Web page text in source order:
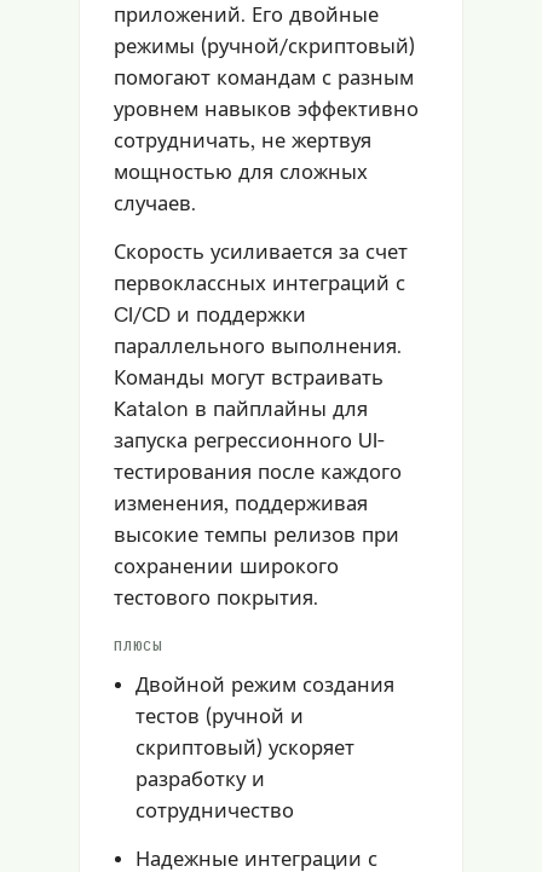
приложений. Его двойные
режимы (ручной/скриптовый)
помогают командам с разным
уровнем навыков эффективно
сотрудничать, не жертвуя
мощностью для сложных
случаев.
Скорость усиливается за счет
первоклассных интеграций с
CI/CD и поддержки
параллельного выполнения.
Команды могут встраивать
Katalon в пайплайны для
запуска регрессионного UI-
тестирования после каждого
изменения, поддерживая
высокие темпы релизов при
сохранении широкого
тестового покрытия.
ПЛЮСЫ
Двойной режим создания
тестов (ручной и
скриптовый) ускоряет
разработку и
сотрудничество
Надежные интеграции с